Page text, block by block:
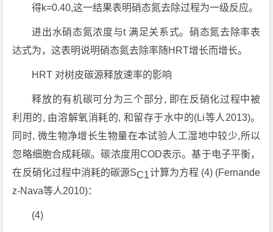
得k=0.40,这一结果表明硝态氮去除过程为一级反应。
进出水硝态氮浓度与t 满足关系式。硝态氮去除率表
达式为，这表明说明硝态氮去除率随HRT增长而增长。
HRT 对树皮碳源释放速率的影响
释放的有机碳可分为三个部分, 即在反硝化过程中被
利用的, 由溶解氧消耗的, 和留存于水中的(Li等人2013)。
同时, 微生物净增长生物量在本试验人工湿地中较少,所以
忽略细胞合成耗碳。碳浓度用COD表示。基于电子平衡，
在反硝化过程中消耗的碳源SC1计算为方程 (4) (Fernande
z-Nava等人2010)：
(4)